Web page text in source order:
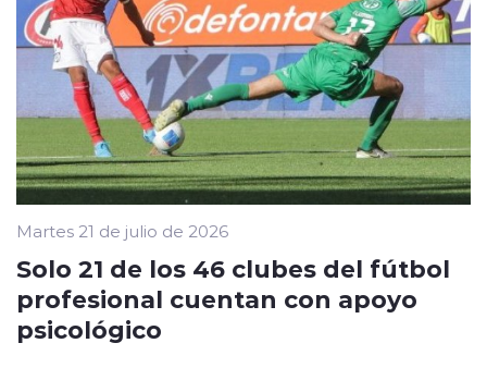
Martes 21 de julio de 2026
Solo 21 de los 46 clubes del fútbol
profesional cuentan con apoyo
psicológico